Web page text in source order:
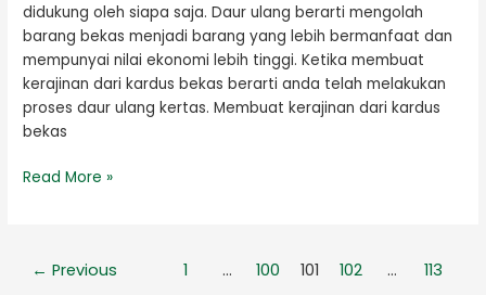
didukung oleh siapa saja. Daur ulang berarti mengolah
barang bekas menjadi barang yang lebih bermanfaat dan
mempunyai nilai ekonomi lebih tinggi. Ketika membuat
kerajinan dari kardus bekas berarti anda telah melakukan
proses daur ulang kertas. Membuat kerajinan dari kardus
bekas
Read More »
← Previous 1 … 100 101 102 …
113